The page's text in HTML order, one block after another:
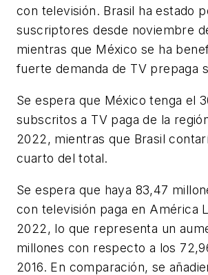
con televisión. Brasil ha estado
suscriptores desde noviembre
mientras que México se ha
fuerte demanda de TV prepaga
Se espera que México tenga el
subscritos a TV paga de la
2022, mientras que Brasil
cuarto del total.
Se espera que haya 83,47
con televisión paga en América
2022, lo que representa un
millones con respecto a los
2016. En comparación, se